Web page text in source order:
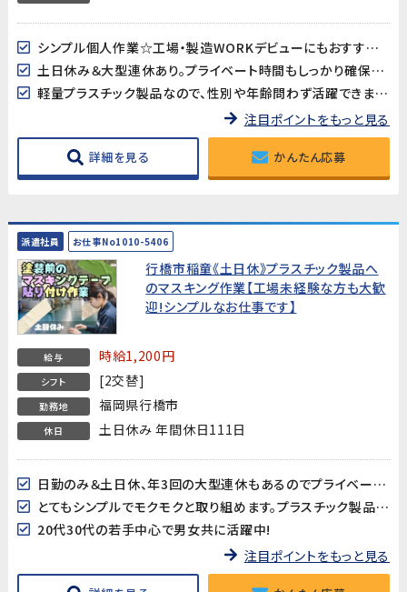
シンプル個人作業☆工場・製造WORKデビューにもおすすめ♪
土日休み＆大型連休あり。プライベート時間もしっかり確保できます!
軽量プラスチック製品なので、性別や年齢問わず活躍できます☆
注目ポイントをもっと見る
詳細を見る かんたん応募
派遣社員 お仕事No1010-5406
行橋市稲童《土日休》プラスチック製品へ
のマスキング作業【工場未経験な方も大歓
迎!シンプルなお仕事です】
給与 時給1,200円
シフト [2交替]
勤務地 福岡県行橋市
休日 土日休み 年間休日111日
日勤のみ＆土日休、年3回の大型連休もあるのでプライベート時間もしっかり確保できます!
とてもシンプルでモクモクと取り組めます。プラスチック製品なので軽量で扱いやすい♪
20代30代の若手中心で男女共に活躍中!
注目ポイントをもっと見る